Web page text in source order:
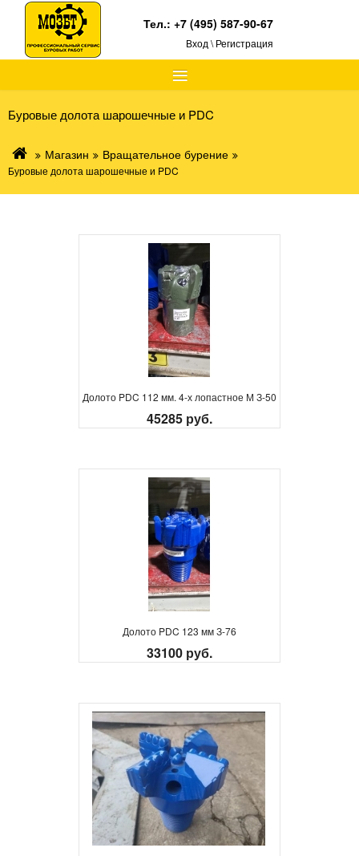
≡
Тел.:+7 (495) 587-90-67
Вход \ Регистрация
Буровые долота шарошечные и PDC
Магазин Вращательное бурение
Буровые долота шарошечные и PDC
Долото PDC 112 мм. 4-х лопастное М З-50
45285 руб.
Долото PDC 123 мм З-76
33100 руб.